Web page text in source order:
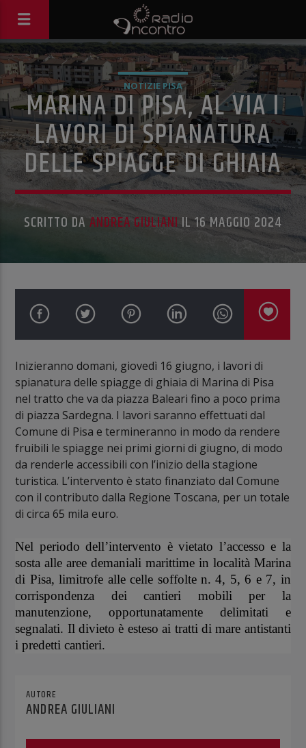
NOTIZIE PISA
MARINA DI PISA, AL VIA I
LAVORI DI SPIANATURA
DELLE SPIAGGE DI GHIAIA
SCRITTO DA ANDREA GIULIANI IL 16 MAGGIO 2024
Inizieranno domani, giovedì 16 giugno, i lavori di
spianatura delle spiagge di ghiaia di Marina di Pisa
nel tratto che va da piazza Baleari fino a poco prima
di piazza Sardegna. I lavori saranno effettuati dal
Comune di Pisa e termineranno in modo da rendere
fruibili le spiagge nei primi giorni di giugno, di modo
da renderle accessibili con l’inizio della stagione
turistica. L’intervento è stato finanziato dal Comune
con il contributo dalla Regione Toscana, per un totale
di circa 65 mila euro.
Nel periodo dell’intervento è vietato l’accesso e la
sosta alle aree demaniali marittime in località Marina
di Pisa, limitrofe alle celle soffolte n. 4, 5, 6 e 7, in
corrispondenza dei cantieri mobili per la
manutenzione, opportunatamente delimitati e
segnalati. Il divieto è esteso ai tratti di mare antistanti
i predetti cantieri.
AUTORE
ANDREA GIULIANI